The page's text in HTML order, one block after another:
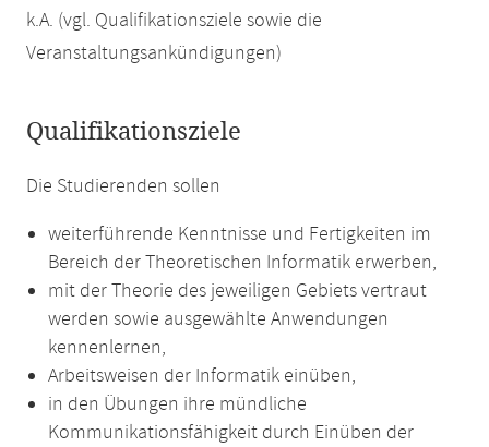
k.A. (vgl. Qualifikationsziele sowie die
Veranstaltungsankündigungen)
Qualifikationsziele
Die Studierenden sollen
weiterführende Kenntnisse und Fertigkeiten im
Bereich der Theoretischen Informatik erwerben,
mit der Theorie des jeweiligen Gebiets vertraut
werden sowie ausgewählte Anwendungen
kennenlernen,
Arbeitsweisen der Informatik einüben,
in den Übungen ihre mündliche
Kommunikationsfähigkeit durch Einüben der